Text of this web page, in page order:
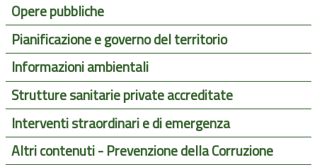
Opere pubbliche
Pianificazione e governo del territorio
Informazioni ambientali
Strutture sanitarie private accreditate
Interventi straordinari e di emergenza
Altri contenuti - Prevenzione della Corruzione